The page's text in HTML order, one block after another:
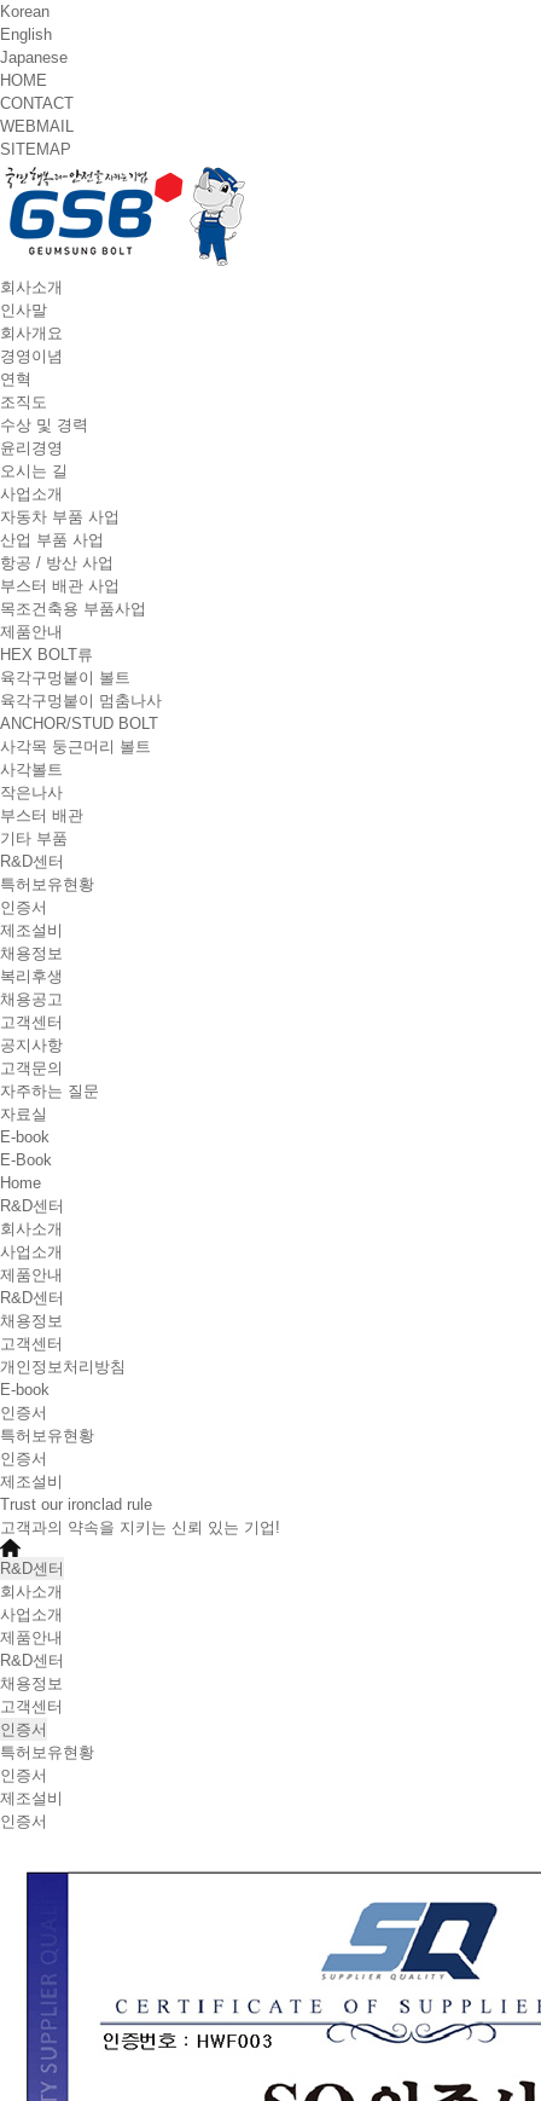
Korean
English
Japanese
HOME
CONTACT
WEBMAIL
SITEMAP
T
o
g
g
l
e
n
a
v
g
a
t
o
n
회사소개
인사말
회사개요
경영이념
연혁
조직도
수상 및 경력
윤리경영
오시는 길
사업소개
자동차 부품 사업
산업 부품 사업
항공 / 방산 사업
부스터 배관 사업
목조건축용 부품사업
제품안내
HEX BOLT류
육각구멍붙이 볼트
육각구멍붙이 멈춤나사
ANCHOR/STUD BOLT
사각목 둥근머리 볼트
사각볼트
작은나사
부스터 배관
기타 부품
R&D센터
특허보유현황
인증서
제조설비
채용정보
복리후생
채용공고
고객센터
공지사항
고객문의
자주하는 질문
자료실
E-book
E-Book
Home
R&D센터
회사소개
사업소개
제품안내
R&D센터
채용정보
고객센터
개인정보처리방침
E-book
인증서
특허보유현황
인증서
제조설비
Trust our ironclad rule
고객과의 약속을 지키는 신뢰 있는 기업!
R&D센터
회사소개
사업소개
제품안내
R&D센터
채용정보
고객센터
인증서
특허보유현황
인증서
제조설비
인증서